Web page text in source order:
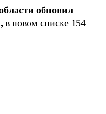
обновил
в новом списке 154